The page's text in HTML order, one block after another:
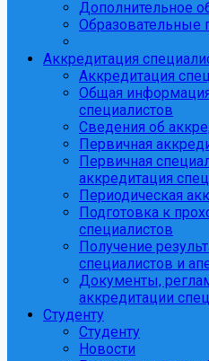
Дополнительное
Аккредитация
Аккредитация
Общая
специалистов
Сведения об
Первичная
Первичная
аккредитация
Периодическая
Подготовка к
специалистов
Получение
специалистов и
Документы,
аккредитации
Студенту
Студенту
Новости